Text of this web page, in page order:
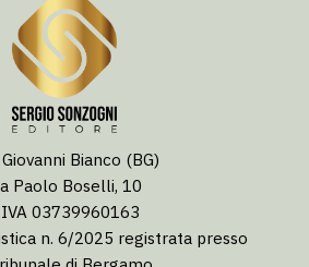
Bianco (BG)
Paolo Boselli, 10
03739960163
n. 6/2025 registrata presso